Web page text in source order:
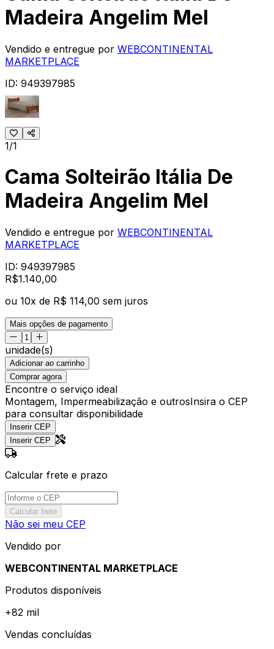
Madeira Angelim Mel
Vendido e entregue por WEBCONTINENTAL
MARKETPLACE
ID: 949397985
1/1
Cama Solteirão Itália De
Madeira Angelim Mel
Vendido e entregue por WEBCONTINENTAL
MARKETPLACE
ID: 949397985
R$1.140,00
ou 10x de R$ 114,00 sem juros
Mais opções de pagamento
unidade(s)
Adicionar ao carrinho
Comprar agora
Encontre o serviço ideal
Montagem, Impermeabilização e outrosInsira o CEP
para consultar disponibilidade
Inserir CEP
Inserir CEP
Calcular frete e prazo
Calcular frete
Não sei meu CEP
Vendido por
WEBCONTINENTAL MARKETPLACE
Produtos disponíveis
+82 mil
Vendas concluídas